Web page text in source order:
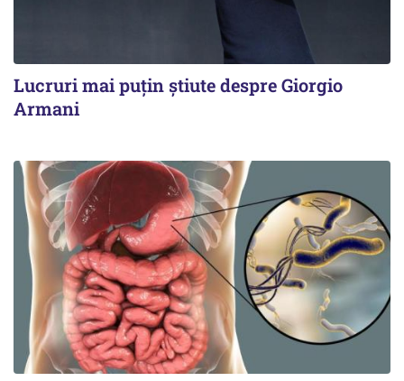
Lucruri mai puțin știute despre Giorgio
Armani